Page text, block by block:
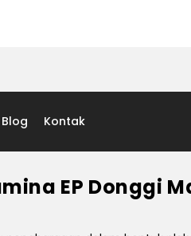
Blog Kontak
EP Donggi